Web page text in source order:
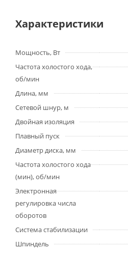
Характеристики
Мощность, Вт
Частота холостого хода,
об/мин
Длина, мм
Сетевой шнур, м
Двойная изоляция
Плавный пуск
Диаметр диска, мм
Частота холостого хода
(мин), об/мин
Электронная
регулировка числа
оборотов
Система стабилизации
Шпиндель